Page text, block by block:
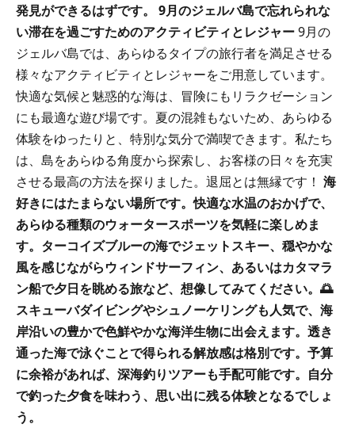
発見ができるはずです。
9月のジェルバ島で忘れられな
い滞在を過ごすためのアクティビティとレジャー9月の
ジェルバ島では、あらゆるタイプの旅行者を満足させる
様々なアクティビティとレジャーをご用意しています。
快適な気候と魅惑的な海は、冒険にもリラクゼーション
にも最適な遊び場です。夏の混雑もないため、あらゆる
体験をゆったりと、特別な気分で満喫できます。私たち
は、島をあらゆる角度から探索し、お客様の日々を充実
させる最高の方法を探りました。退屈とは無縁です！ 海
好きにはたまらない場所です。快適な水温のおかげで、
あらゆる種類のウォータースポーツを気軽に楽しめま
す。ターコイズブルーの海でジェットスキー、穏やかな
風を感じながらウィンドサーフィン、あるいはカタマラ
ン船で夕日を眺める旅など、想像してみてください。🌅
スキューバダイビングやシュノーケリングも人気で、海
岸沿いの豊かで色鮮やかな海洋生物に出会えます。透き
通った海で泳ぐことで得られる解放感は格別です。予算
に余裕があれば、深海釣りツアーも手配可能です。自分
で釣った夕食を味わう、思い出に残る体験となるでしょ
う。